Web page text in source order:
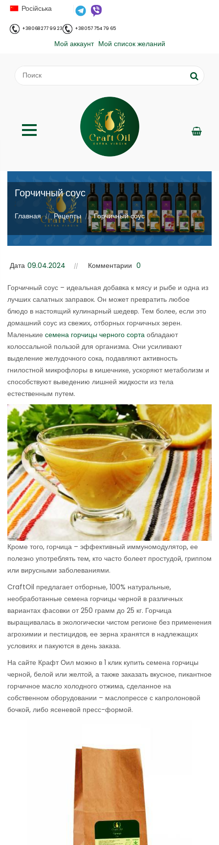
Російська
+38 068 277 99 23 +38 057 754 79 65
Мой аккаунт Мой список желаний
Горчичный соус
;
Главная // Рецепты // Горчичный соус
Дата 09.04.2024 Комментарии 0
Горчичный соус – идеальная добавка к мясу и рыбе и одна из
лучших салатных заправок. Он может превратить любое
блюдо в настоящий кулинарный шедевр. Тем более, если это
домашний соус из свежих, отборных горчичных зерен.
Маленькие семена горчицы черного сорта обладают
колоссальной пользой для организма. Они усиливают
выделение желудочного сока, подавляют активность
гнилостной микрофлоры в кишечнике, ускоряют метаболизм и
способствуют выведению лишней жидкости из тела
естественным путем.
Кроме того, горчица – эффективный иммуномодулятор, ее
полезно употреблять тем, кто часто болеет простудой, гриппом
или вирусными заболеваниями.
CraftOil предлагает отборные, 100% натуральные,
необработанные семена горчицы черной в различных
вариантах фасовки от 250 грамм до 25 кг. Горчица
выращивалась в экологически чистом регионе без применения
агрохимии и пестицидов, ее зерна хранятся в надлежащих
условиях и пакуются в день заказа.
На сайте Крафт Оил можно в 1 клик купить семена горчицы
черной, белой или желтой, а также заказать вкусное, пикантное
горчичное масло холодного отжима, сделанное на
собственном оборудовании – маслопрессе с капролоновой
бочкой, либо ясеневой пресс-формой.